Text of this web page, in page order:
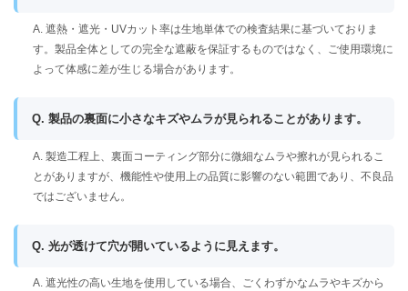
A. 遮熱・遮光・UVカット率は生地単体での検査結果に基づいておりま
す。製品全体としての完全な遮蔽を保証するものではなく、ご使用環境に
よって体感に差が生じる場合があります。
Q. 製品の裏面に小さなキズやムラが見られることがあります。
A. 製造工程上、裏面コーティング部分に微細なムラや擦れが見られるこ
とがありますが、機能性や使用上の品質に影響のない範囲であり、不良品
ではございません。
Q. 光が透けて穴が開いているように見えます。
A. 遮光性の高い生地を使用している場合、ごくわずかなムラやキズから